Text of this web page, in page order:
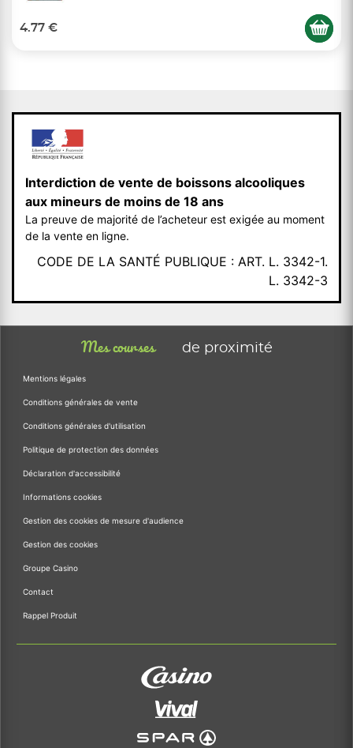
4.77 €
Interdiction de vente de boissons alcooliques
aux mineurs de moins de 18 ans
La preuve de majorité de l’acheteur est exigée au moment
de la vente en ligne.
CODE DE LA SANTÉ PUBLIQUE : ART. L. 3342-1.
L. 3342-3
Mes courses de proximité
Mentions légales
Conditions générales de vente
Conditions générales d'utilisation
Politique de protection des données
Déclaration d'accessibilité
Informations cookies
Gestion des cookies de mesure d'audience
Gestion des cookies
Groupe Casino
Contact
Rappel Produit